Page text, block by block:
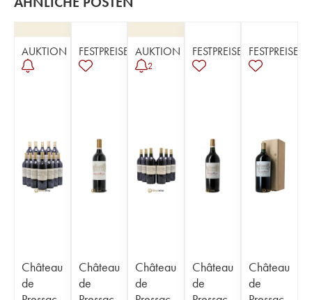
AUKTION
Château
de
FESTPREISE
Château
de
AUKTION
2
Château
de
FESTPREISE
Château
de
FESTPREISE
Château
de